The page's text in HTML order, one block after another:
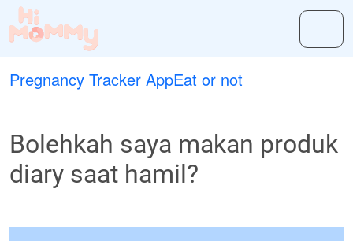
Pregnancy Tracker AppEat or not
Bolehkah saya makan produk
diary saat hamil?